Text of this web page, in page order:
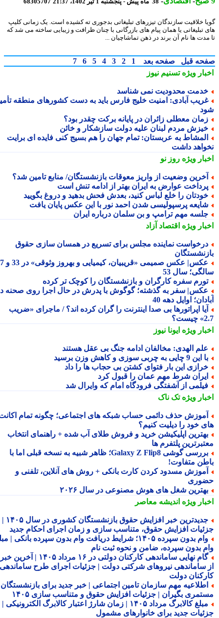
38 ماه پیش - پنجشنبه 1 تیر 1402، 21:37 68305707
خلاقیت سازندگان تیزرهای تبلیغاتی بدجوری ته کشیده است. یک زمانی کلیپ
تبلیغاتی یا همان پیام های بازرگانی با چنان ظرافت و زیبایی ساخته می شد که
ها نام آن برند در ذهن تماشاچیان ...
قبل صفحه بعد 1
2
3
4
5
6
7
ویژهتسنیم نیوز
محدودیت نمی شناسد
آبادی: امنیت خلیج فارس باید به دست کشورهای منطقه تأمین
معطلی زائران در پایانه برکت چقدر بود؟
مردم لبنان علیه دولت سازشکار و خائن
به عربستان: تمام جهان را هم بسیج کنی فایده ای برایت
داشت
ویژهروز نو
وضعیت از واریز معوقات بازنشستگان/ منابع تامین شد؟
عوارض به ایران بهتر از ادامه تنش است
را خلع لباس کنید، بعدش فحش بدهید و دروغ بگویید
پرسپولیسی شدن احمد نور با این عکس پایان یافت
مهم ترامپ و بن سلمان درباره ایران
ویژهاقتصاد آزاد
نماینده مجلس برای تسریع در همسان سازی حقوق
عکس| عکس صمیمی «قریبیان، کیمیایی و بهروز وثوقی» در 33 و 37
سال 53
سفره کارگران و بازنشستگان را کوچک تر کرده
سفر به گذشته؛ گوگوش با پدرش در حال اجرا روی صحنه در
اوایل دهه 40
اپراتورها بی صدا اینترنت را گران کرده اند؟ / ماجرای «ضریب
ویژهایونا نیوز
الهدی: مخالفان ادامه جنگ بی عقل هستند
9 چایی به چربی سوزی و کاهش وزن برسید
این بار فتوای کشتن بی حجاب ها را داد
شرط مهم عمان را قبول کرد
از آشفتگی فرودگاه امام که وایرال شد
ویژهتک ناک
حذف دائمی حساب شبکه های اجتماعی؛ چگونه تمام اکانت
خود را دیلیت کنیم؟
اپلیکیشن خرید و فروش طلای آب شده + راهنمای انتخاب
پلتفرم ها
بررسی گوشی Galaxy Z Flip8؛ ظاهر شبیه به نسخه قبلی اما با
متفاوت!
مسدود کردن کارت بانکی + روش های آنلاین، تلفنی و
شغل های هوش مصنوعی در سال ۲۰۲۶
ویژهاندیشه معاصر
جدیدترین خبر افزایش حقوق بازنشستگان کشوری در سال ۱۴۰۵ |
افزایش حقوق، متناسب سازی و زمان اجرای احکام جدید
وام بدون سپرده ۱۴۰۵؛ شرایط دریافت وام بدون سپرده بانکی | مبلغ
بدون سپرده، ضامن و نحوه ثبت نام
گام نهایی ساماندهی کارکنان دولتی در ۱۶ مرداد ۱۴۰۵ | آخرین خبر
ساماندهی نیروهای شرکتی دولت | جزئیات اجرای طرح ساماندهی
دولت
مهم سازمان تامین اجتماعی | خبر جدید برای بازنشستگان و
بگیران | جزئیات افزایش حقوق و متناسب سازی ۱۴۰۵
مبلغ کالابرگ مرداد ۱۴۰۵ | زمان شارژ اعتبار کالابرگ الکترونیکی |
جدید برای خانوارهای مشمول